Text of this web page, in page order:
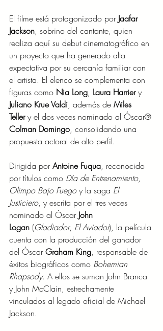
El filme está protagonizado por Jaafar
Jackson, sobrino del cantante, quien
realiza aquí su debut cinematográfico en
un proyecto que ha generado alta
expectativa por su cercanía familiar con
el artista. El elenco se complementa con
figuras como Nia Long, Laura Harrier y
Juliano Krue Valdi, además de Miles
Teller y el dos veces nominado al Óscar®
Colman Domingo, consolidando una
propuesta actoral de alto perfil.
Dirigida por Antoine Fuqua, reconocido
por títulos como Día de Entrenamiento,
Olimpo Bajo Fuego y la saga El
Justiciero, y escrita por el tres veces
nominado al Óscar John
Logan (Gladiador, El Aviador), la película
cuenta con la producción del ganador
del Óscar Graham King, responsable de
éxitos biográficos como Bohemian
Rhapsody. A ellos se suman John Branca
y John McClain, estrechamente
vinculados al legado oficial de Michael
Jackson.